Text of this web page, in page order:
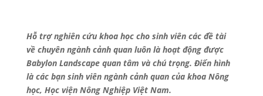
Hỗ trợ nghiên cứu khoa học cho sinh viên các đề tài
về chuyên ngành cảnh quan luôn là hoạt động được
Babylon Landscape quan tâm và chú trọng. Điển hình
là các bạn sinh viên ngành cảnh quan của khoa Nông
học, Học viện Nông Nghiệp Việt Nam.